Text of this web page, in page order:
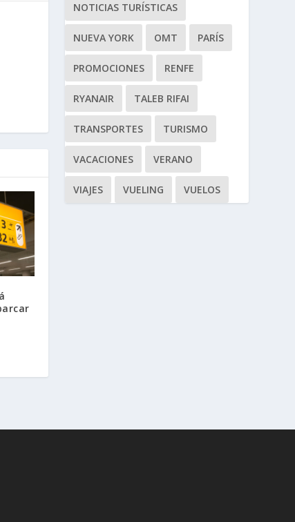
NOTICIAS TURÍSTICAS
NUEVA YORK OMT PARÍS
PROMOCIONES RENFE
RYANAIR TALEB RIFAI
TRANSPORTES TURISMO
VACACIONES VERANO
VIAJES VUELING VUELOS